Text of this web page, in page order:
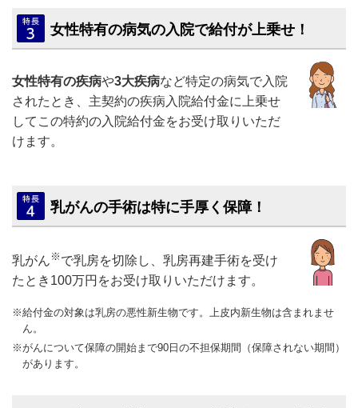
女性特有の病気の入院で給付が上乗せ！
女性特有の疾病や3大疾病など特定の病気で入院
されたとき、主契約の疾病入院給付金に上乗せ
してこの特約の入院給付金をお受け取りいただ
けます。
乳がんの手術は特に手厚く保障！
乳がん ※ で乳房を切除し、乳房再建手術を受け
たとき100万円をお受け取りいただけます。
※給付金の対象は乳房の悪性新生物です。上皮内新生物は含まれませ
ん。
※がんについて保障の開始まで90日の不担保期間（保障されない期間）
があります。